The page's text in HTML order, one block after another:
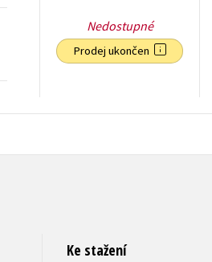
Nedostupné
Prodej ukončen
Ke stažení